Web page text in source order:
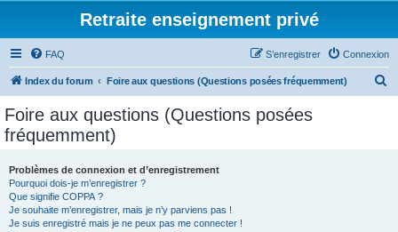
Retraite enseignement privé
FAQ Connexion
S’enregistrer
Index du forum Foire aux questions (Questions posées fréquemment)
Foire aux questions (Questions posées
fréquemment)
Problèmes de connexion et d’enregistrement
Pourquoi dois-je m’enregistrer ?
Que signifie COPPA ?
Je souhaite m’enregistrer, mais je n’y parviens pas !
Je suis enregistré mais je ne peux pas me connecter !